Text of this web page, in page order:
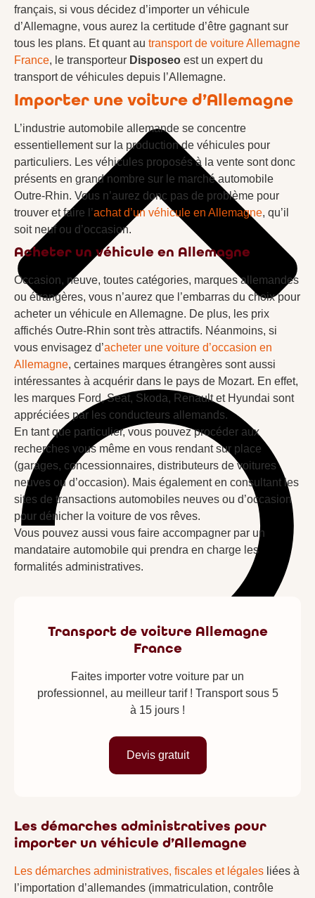
français, si vous décidez d’importer un véhicule
d’Allemagne, vous aurez la certitude d’être gagnant sur
tous les plans. Et quant au transport de voiture Allemagne
France, le transporteur Disposeo est un expert du
transport de véhicules depuis l’Allemagne.
Importer une voiture d’Allemagne
L’industrie automobile allemande se concentre
essentiellement sur la production de véhicules pour
particuliers. Les véhicules proposés à la vente sont donc
présents en grand nombre sur le marché automobile
Outre-Rhin. Vous n’aurez donc pas de problème pour
trouver et faire l’achat d’un véhicule en Allemagne, qu’il
soit neuf ou d’occasion.
Acheter un véhicule en Allemagne
Occasion, neuve, toutes catégories, marques allemandes
ou étrangères, vous n’aurez que l’embarras du choix pour
acheter un véhicule en Allemagne. De plus, les prix
affichés Outre-Rhin sont très attractifs. Néanmoins, si
vous envisagez d’acheter une voiture d’occasion en
Allemagne, certaines marques étrangères sont aussi
intéressantes à acquérir dans le pays de Mozart. En effet,
les marques Ford, Seat, Skoda, Renault et Hyundai sont
appréciées par les conducteurs allemands.
En tant que particulier, vous pouvez procéder aux
recherches vous même en vous rendant sur place
(garages, concessionnaires, distributeurs de voitures
neuves ou d’occasion). Mais également en consultant les
sites de transactions automobiles neuves ou d’occasion
pour dénicher la voiture de vos rêves.
Vous pouvez aussi vous faire accompagner par un
mandataire automobile qui prendra en charge les
formalités administratives.
Transport de voiture Allemagne
France
Faites importer votre voiture par un
professionnel, au meilleur tarif ! Transport sous 5
à 15 jours !
Devis gratuit
Les démarches administratives pour
importer un véhicule d’Allemagne
Les démarches administratives, fiscales et légales liées à
l’importation d’allemandes (immatriculation, contrôle